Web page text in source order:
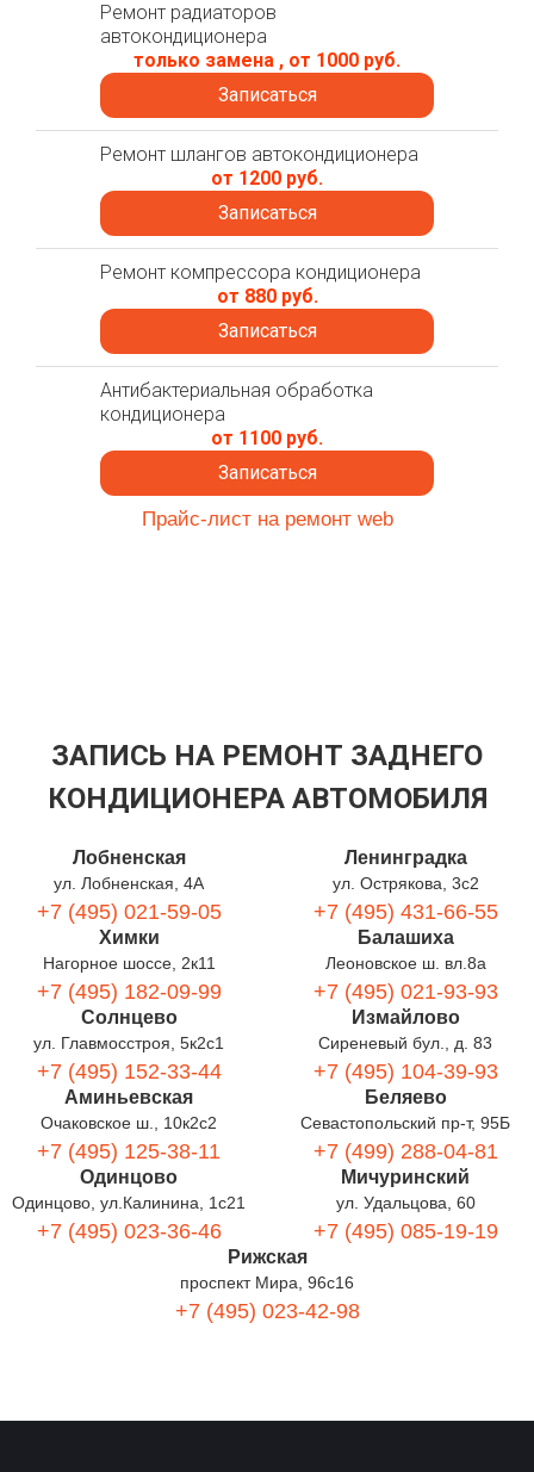
Ремонт радиаторов
автокондиционера
только замена , от 1000 руб.
Записаться
Ремонт шлангов автокондиционера
от 1200 руб.
Записаться
Ремонт компрессора кондиционера
от 880 руб.
Записаться
Антибактериальная обработка
кондиционера
от 1100 руб.
Записаться
Прайс-лист на ремонт web
ЗАПИСЬ НА РЕМОНТ ЗАДНЕГО
КОНДИЦИОНЕРА АВТОМОБИЛЯ
Лобненская
ул. Лобненская, 4А
+7 (495) 021-59-05
Ленинградка
ул. Острякова, 3с2
+7 (495) 431-66-55
Химки
Нагорное шоссе, 2к11
+7 (495) 182-09-99
Балашиха
Леоновское ш. вл.8а
+7 (495) 021-93-93
Солнцево
ул. Главмосстроя, 5к2с1
+7 (495) 152-33-44
Измайлово
Сиреневый бул., д. 83
+7 (495) 104-39-93
Аминьевская
Очаковское ш., 10к2с2
+7 (495) 125-38-11
Беляево
Севастопольский пр-т, 95Б
+7 (499) 288-04-81
Одинцово
Одинцово, ул.Калинина, 1с21
+7 (495) 023-36-46
Мичуринский
ул. Удальцова, 60
+7 (495) 085-19-19
Рижская
проспект Мира, 96с16
+7 (495) 023-42-98